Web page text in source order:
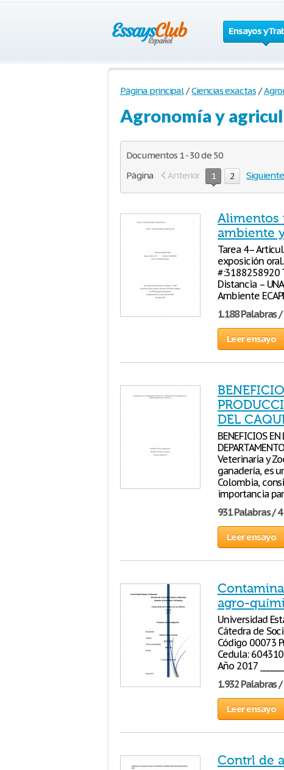
Ensayos y
Página principal / Ciencias exactas /
Agronomía y
Documentos 1 - 30 de 50
Página
Anterior 1 2 Siguiente
Alimentos
ambiente
Tarea 4–
exposición
#:3188258920
Distancia –
Ambiente
1.188 Palabras
Leer ensayo
DEL
BENEFICIOS
Veterinaria y
ganadería, es
Colombia,
importancia
931 Palabras /
Leer ensayo
agro-
Universidad
Cátedra de
Código 00073
Cedula:
Año 2017
1.932 Palabras
Leer ensayo
Contrl de